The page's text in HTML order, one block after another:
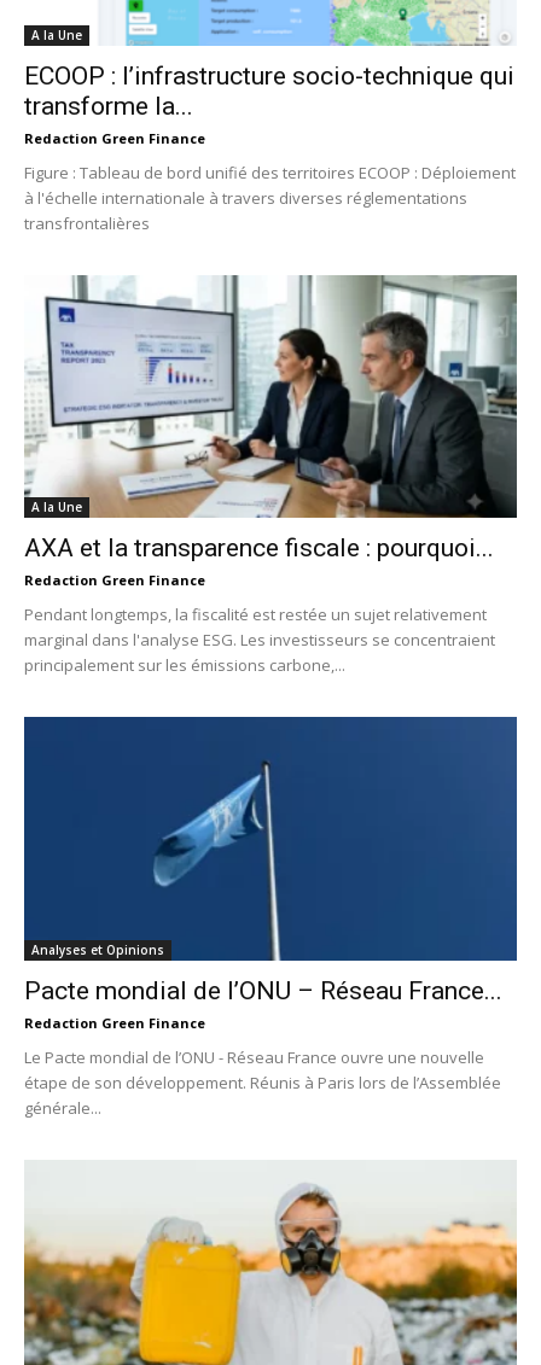
A la Une
ECOOP : l’infrastructure socio-technique qui
transforme la...
Redaction Green Finance
Figure : Tableau de bord unifié des territoires ECOOP : Déploiement
à l'échelle internationale à travers diverses réglementations
transfrontalières
A la Une
AXA et la transparence fiscale : pourquoi...
Redaction Green Finance
Pendant longtemps, la fiscalité est restée un sujet relativement
marginal dans l'analyse ESG. Les investisseurs se concentraient
principalement sur les émissions carbone,...
Analyses et Opinions
Pacte mondial de l’ONU – Réseau France...
Redaction Green Finance
Le Pacte mondial de l’ONU - Réseau France ouvre une nouvelle
étape de son développement. Réunis à Paris lors de l’Assemblée
générale...